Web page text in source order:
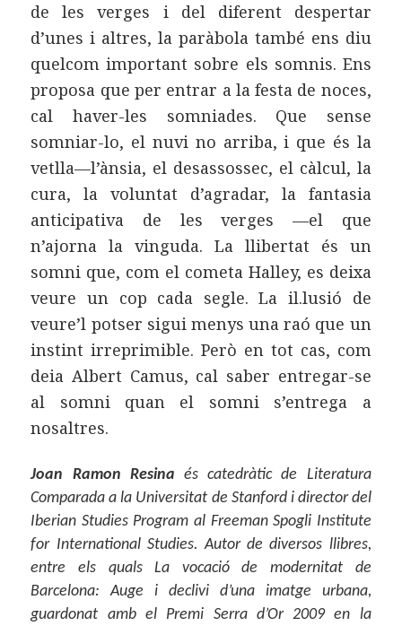
de les verges i del diferent despertar
d’unes i altres, la paràbola també ens diu
quelcom important sobre els somnis. Ens
proposa que per entrar a la festa de noces,
cal haver-les somniades. Que sense
somniar-lo, el nuvi no arriba, i que és la
vetlla—l’ànsia, el desassossec, el càlcul, la
cura, la voluntat d’agradar, la fantasia
anticipativa de les verges —el que
n’ajorna la vinguda. La llibertat és un
somni que, com el cometa Halley, es deixa
veure un cop cada segle. La il.lusió de
veure’l potser sigui menys una raó que un
instint irreprimible. Però en tot cas, com
deia Albert Camus, cal saber entregar-se
al somni quan el somni s’entrega a
nosaltres.
Joan Ramon Resina és catedràtic de Literatura
Comparada a la Universitat de Stanford i director del
Iberian Studies Program al Freeman Spogli Institute
for International Studies. Autor de diversos llibres,
entre els quals La vocació de modernitat de
Barcelona: Auge i declivi d’una imatge urbana,
guardonat amb el Premi Serra d’Or 2009 en la